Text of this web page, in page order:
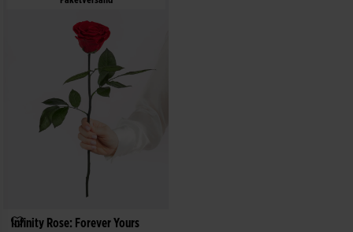
Infinity Rose: Forever Yours